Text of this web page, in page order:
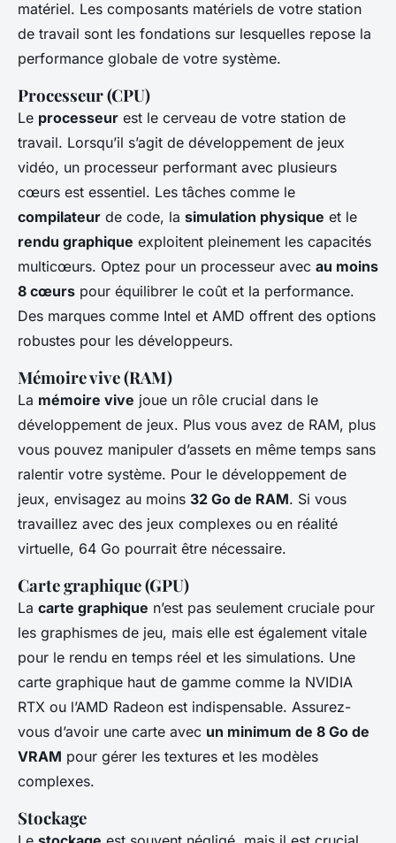
matériel. Les composants matériels de votre station
de travail sont les fondations sur lesquelles repose la
performance globale de votre système.
Processeur (CPU)
Le processeur est le cerveau de votre station de
travail. Lorsqu’il s’agit de développement de jeux
vidéo, un processeur performant avec plusieurs
cœurs est essentiel. Les tâches comme le
compilateur de code, la simulation physique et le
rendu graphique exploitent pleinement les capacités
multicœurs. Optez pour un processeur avec au moins
8 cœurs pour équilibrer le coût et la performance.
Des marques comme Intel et AMD offrent des options
robustes pour les développeurs.
Mémoire vive (RAM)
La mémoire vive joue un rôle crucial dans le
développement de jeux. Plus vous avez de RAM, plus
vous pouvez manipuler d’assets en même temps sans
ralentir votre système. Pour le développement de
jeux, envisagez au moins 32 Go de RAM. Si vous
travaillez avec des jeux complexes ou en réalité
virtuelle, 64 Go pourrait être nécessaire.
Carte graphique (GPU)
La carte graphique n’est pas seulement cruciale pour
les graphismes de jeu, mais elle est également vitale
pour le rendu en temps réel et les simulations. Une
carte graphique haut de gamme comme la NVIDIA
RTX ou l’AMD Radeon est indispensable. Assurez-
vous d’avoir une carte avec un minimum de 8 Go de
VRAM pour gérer les textures et les modèles
complexes.
Stockage